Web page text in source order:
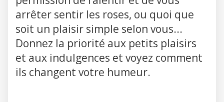
arrêter sentir les roses, ou quoi que
soit un plaisir simple selon vous...
Donnez la priorité aux petits plaisirs
et aux indulgences et voyez comment
ils changent votre humeur.